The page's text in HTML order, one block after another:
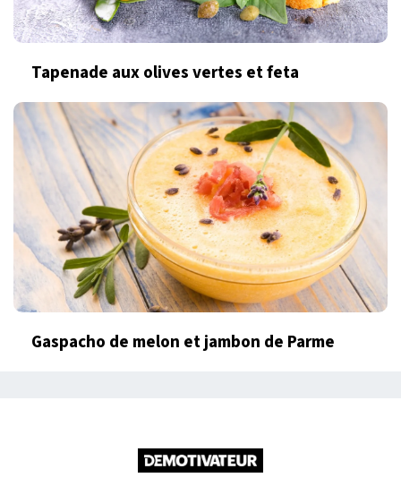
Tapenade aux olives vertes et feta
Gaspacho de melon et jambon de Parme